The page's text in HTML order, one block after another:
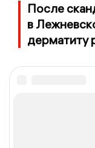
После
в
дерматиту